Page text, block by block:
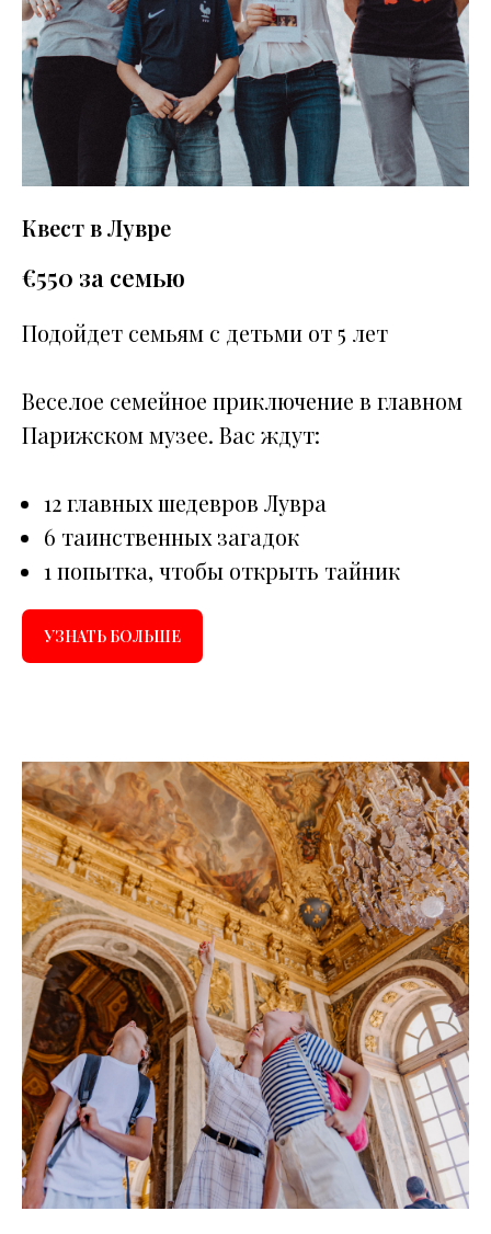
Квест в Лувре
€550 за семью
Подойдет семьям с детьми от 5 лет
Веселое семейное приключение в главном
Парижском музее. Вас ждут:
12 главных шедевров Лувра
6 таинственных загадок
1 попытка, чтобы открыть тайник
УЗНАТЬ БОЛЬШЕ